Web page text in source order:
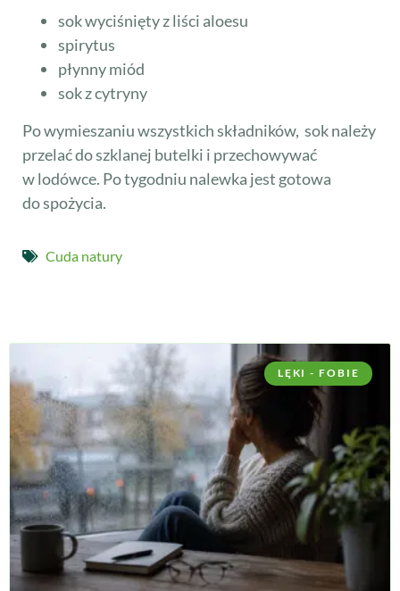
sok wyciśnięty z liści aloesu
spirytus
płynny miód
sok z cytryny
Po wymieszaniu wszystkich składników, sok należy
przelać do szklanej butelki i przechowywać
w lodówce. Po tygodniu nalewka jest gotowa
do spożycia.
Cuda natury
LĘKI - FOBIE